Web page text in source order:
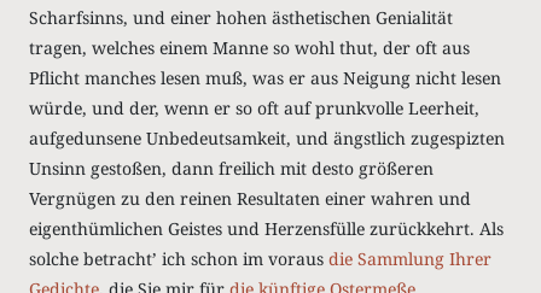
Scharfsinns, und einer hohen ästhetischen Genialität
tragen, welches einem Manne so wohl thut, der oft aus
Pflicht manches lesen muß, was er aus Neigung nicht lesen
würde, und der, wenn er so oft auf prunkvolle Leerheit,
aufgedunsene Unbedeutsamkeit, und ängstlich zugespizten
Unsinn gestoßen, dann freilich mit desto größeren
Vergnügen zu den reinen Resultaten einer wahren und
eigenthümlichen Geistes und Herzensfülle zurückkehrt. Als
solche betrachtʼ ich schon im voraus die Sammlung Ihrer